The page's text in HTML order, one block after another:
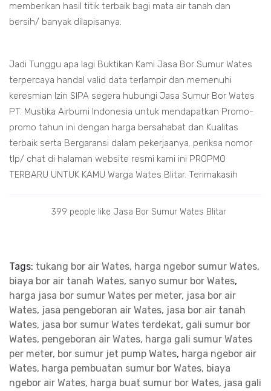
memberikan hasil titik terbaik bagi mata air tanah dan
bersih/ banyak dilapisanya.
Jadi Tunggu apa lagi Buktikan Kami Jasa Bor Sumur Wates
terpercaya handal valid data terlampir dan memenuhi
keresmian Izin SIPA segera hubungi Jasa Sumur Bor Wates
PT. Mustika Airbumi Indonesia untuk mendapatkan Promo-
promo tahun ini dengan harga bersahabat dan Kualitas
terbaik serta Bergaransi dalam pekerjaanya. periksa nomor
tlp/ chat di halaman website resmi kami ini PROPMO
TERBARU UNTUK KAMU Warga Wates Blitar. Terimakasih
399 people like Jasa Bor Sumur Wates Blitar
Tags: tukang bor air Wates, harga ngebor sumur Wates,
biaya bor air tanah Wates, sanyo sumur bor Wates,
harga jasa bor sumur Wates per meter, jasa bor air
Wates, jasa pengeboran air Wates, jasa bor air tanah
Wates, jasa bor sumur Wates terdekat, gali sumur bor
Wates, pengeboran air Wates, harga gali sumur Wates
per meter, bor sumur jet pump Wates, harga ngebor air
Wates, harga pembuatan sumur bor Wates, biaya
ngebor air Wates, harga buat sumur bor Wates, jasa gali